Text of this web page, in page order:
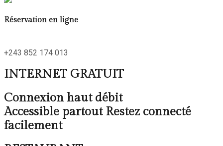
Réservation en ligne
+243 852 174 013
INTERNET GRATUIT
Connexion haut débit
Accessible partout Restez connecté
facilement